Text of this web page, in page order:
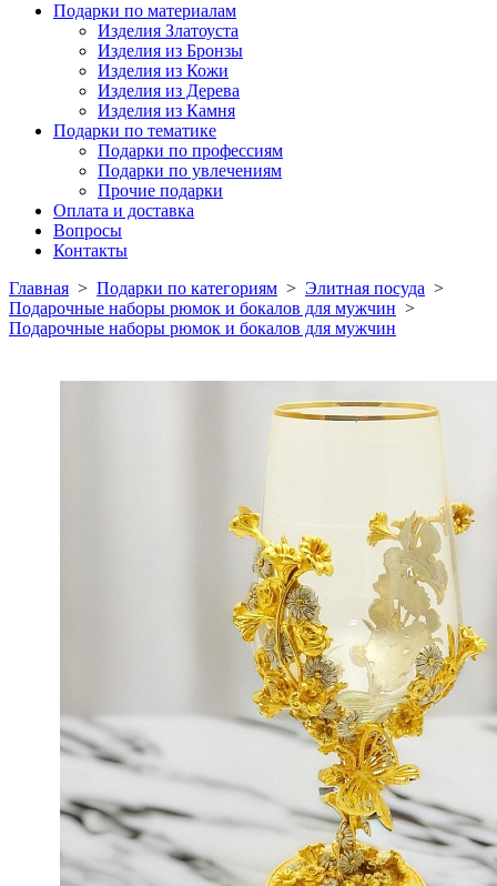
Подарки по материалам
Изделия Златоуста
Изделия из Бронзы
Изделия из Кожи
Изделия из Дерева
Изделия из Камня
Подарки по тематике
Подарки по профессиям
Подарки по увлечениям
Прочие подарки
Оплата и доставка
Вопросы
Контакты
Главная > Подарки по категориям > Элитная посуда >
Подарочные наборы рюмок и бокалов для мужчин >
Подарочные наборы рюмок и бокалов для мужчин